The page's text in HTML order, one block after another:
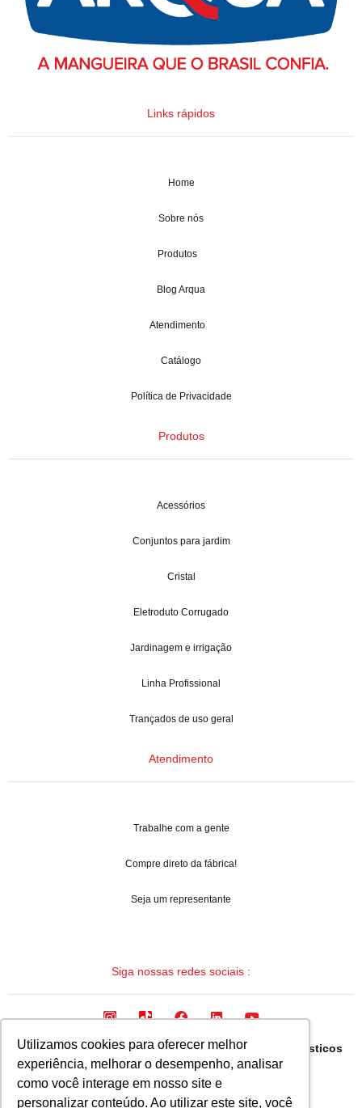
Utilizamos cookies para oferecer melhor
experiência, melhorar o desempenho, analisar
como você interage em nosso site e
personalizar conteúdo. Ao utilizar este site, você
Links rápidos
Home
Sobre nós
Produtos
Blog Arqua
Atendimento
Catálogo
Política de Privacidade
Produtos
Acessórios
Conjuntos para jardim
Cristal
Eletroduto Corrugado
Jardinagem e irrigação
Linha Profissional
Trançados de uso geral
Atendimento
Trabalhe com a gente
Compre direto da fábrica!
Seja um representante
Siga nossas redes sociais :
Arqua Industria Brasileira de Mangueiras e Termoplasticos
Ltda.
CNPJ: 08.133.315/0001-19